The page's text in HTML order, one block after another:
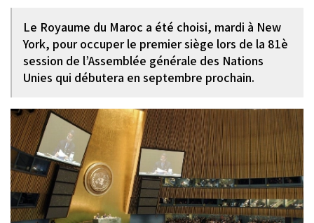
Le Royaume du Maroc a été choisi, mardi à New
York, pour occuper le premier siège lors de la 81è
session de l’Assemblée générale des Nations
Unies qui débutera en septembre prochain.